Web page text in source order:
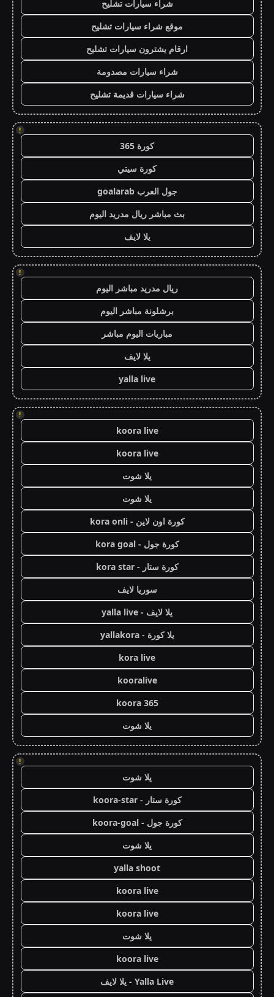
شراء سيارات تشليح
موقع شراء سيارات تشليح
ارقام يشترون سيارات تشليح
شراء سيارات مصدومة
شراء سيارات قديمة تشليح
!
كورة 365
كورة سيتي
جول العرب goalarab
بث مباشر ريال مدريد اليوم
يلا لايف
!
ريال مدريد مباشر اليوم
برشلونة مباشر اليوم
مباريات اليوم مباشر
يلا لايف
yalla live
!
koora live
koora live
يلا شوت
يلا شوت
كورة اون لاين - kora onli
كورة جول - kora goal
كورة ستار - kora star
سوريا لايف
يلا لايف - yalla live
يلا كورة - yallakora
kora live
kooralive
koora 365
يلا شوت
!
يلا شوت
كورة ستار - koora-star
كورة جول - koora-goal
يلا شوت
yalla shoot
koora live
koora live
يلا شوت
koora live
Yalla Live - يلا لايف